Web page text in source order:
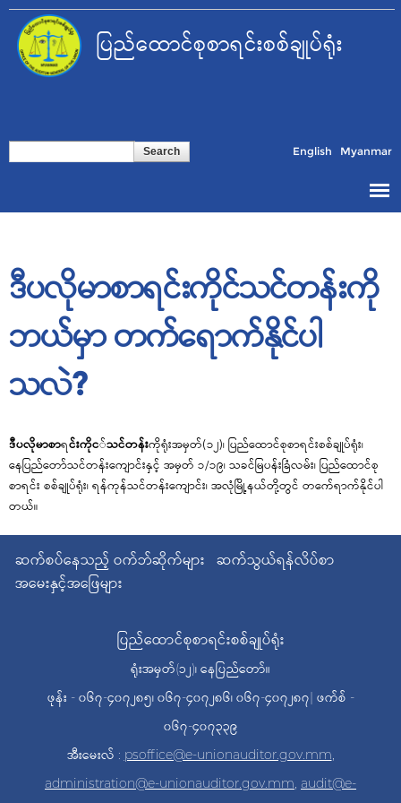
Skip to
content
ပြည်ထောင်စုစာရင်းစစ်ချုပ်ရုံး
Search form English Myanmar
ဒီပလိုမာစာရင်းကိုင်သင်တန်းကို
ဘယ်မှာ တက်ရောက်နိုင်ပါ
သလဲ?
ဒီပလိုမာစာရင်းကိုင်သင်တန်းကိုရအမှတ်(၁၂)၊ ပြည်ထောင်စုစာရင်းစစ်ချုပ်ရုံး၊
နေပြည်တော်သင်တန်ကျောင်းနှင့် အမှတ် ၁/၁၉၊ သခင်မြပန်းခြံလမ်း၊ ပြည်ထောင်စု
စာရင်း စစ်ချုပ်ရုံး၊ရန်ကုန်သင်တန်းကျောင်း၊ အလုံမြို့နယ်တို့တွင် တက်ေရာက်နိုင်ပါ
တယ်။
ဆက်စပ်နေသည့် ဝက်ဘ်ဆိုက်များ ဆက်သွယ်ရန်လိပ်စာ
အမေးနှင့်အဖြေများ
ပြည်ထောင်စုစာရင်းစစ်ချုပ်ရုံး
ရုံးအမှတ်(၁၂)၊ နေပြည်တော်။
ဖုန်း - ၀၆၇-၄၀၇၂၈၅၊ ၀၆၇-၄၀၇၂၈၆၊ ၀၆၇-၄၀၇၂၈၇| ဖက်စ် -
၀၆၇-၄၀၇၃၃၉
အီးမေးလ် : psoffice@e-unionauditor.gov.mm,
administration@e-unionauditor.gov.mm, audit@e-